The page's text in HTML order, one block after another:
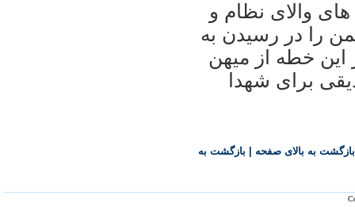
والای نظام و
را در رسيدن به
اين خطه از ميهن
برای شهدا
بازگشت به بالای صفحه بازگشت به